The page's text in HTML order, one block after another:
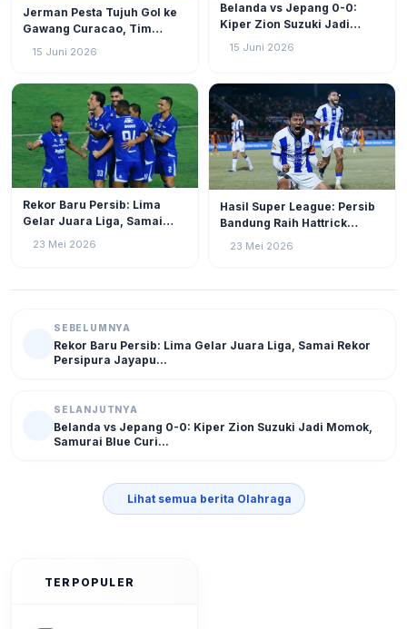
Jerman Pesta Tujuh Gol ke
Gawang Curacao, Tim
15 Juni 2026
Belanda vs Jepang 0-0:
Kiper Zion Suzuki Jadi
Momok, Samurai Blue Curi
15 Juni 2026
Rekor Baru Persib: Lima
Gelar Juara Liga, Samai
Rekor Persipura Jayapura
23 Mei 2026
Hasil Super League: Persib
Bandung Raih Hattrick
Juara, Borneo FC Gigit Jari
23 Mei 2026
SEBELUMNYA
Rekor Baru Persib: Lima Gelar Juara Liga, Samai Rekor
Persipura Jayapu...
SELANJUTNYA
Belanda vs Jepang 0-0: Kiper Zion Suzuki Jadi Momok,
Samurai Blue Curi...
Lihat semua berita Olahraga
TERPOPULER